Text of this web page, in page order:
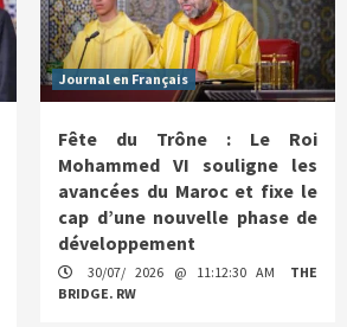
Journal en Français
Fête du Trône : Le Roi
Mohammed VI souligne les
avancées du Maroc et fixe le
cap d’une nouvelle phase de
développement
30/07/ 2026 @ 11:12:30 AM
THE
BRIDGE. RW